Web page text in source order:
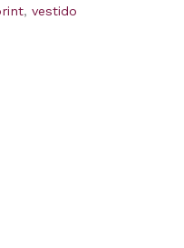
, vestido